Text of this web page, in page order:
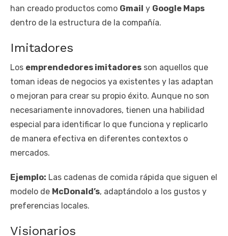
han creado productos como Gmail y Google Maps
dentro de la estructura de la compañía.
Imitadores
Los emprendedores imitadores son aquellos que
toman ideas de negocios ya existentes y las adaptan
o mejoran para crear su propio éxito. Aunque no son
necesariamente innovadores, tienen una habilidad
especial para identificar lo que funciona y replicarlo
de manera efectiva en diferentes contextos o
mercados.
Ejemplo: Las cadenas de comida rápida que siguen el
modelo de McDonald’s, adaptándolo a los gustos y
preferencias locales.
Visionarios